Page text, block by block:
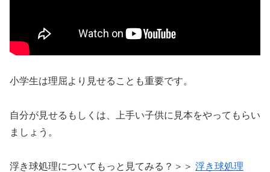
小学生は理屈より見せることも重要です。
自分が見せるもしくは、上手い子供に見本をやってもらい
ましょう。
浮き球処理についてもっと見てみる？＞＞ 浮き球処理